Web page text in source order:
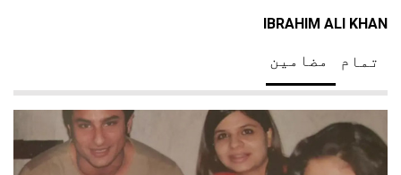
IBRAHIM ALI KHAN
مضامین تمام